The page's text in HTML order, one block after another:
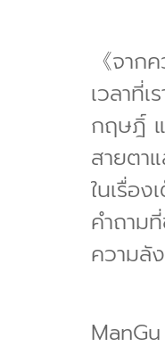
《จา
เวลาที่
กฤษฎิ์
สายตา
ในเรื่อ
คำถาม
ความลั